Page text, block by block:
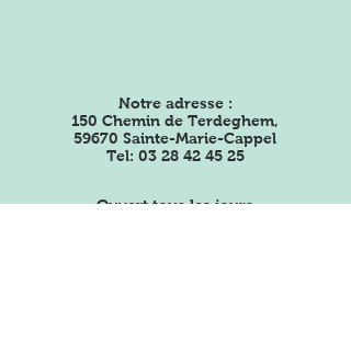
Notre adresse :
150 Chemin de Terdeghem,
59670 Sainte-Marie-Cappel
Tel: 03 28 42 45 25
Ouvert tous les jours